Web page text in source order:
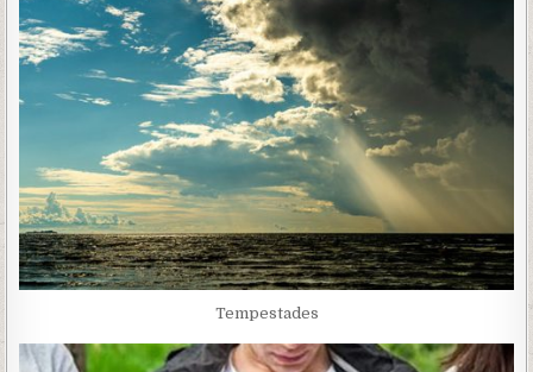
Tempestades